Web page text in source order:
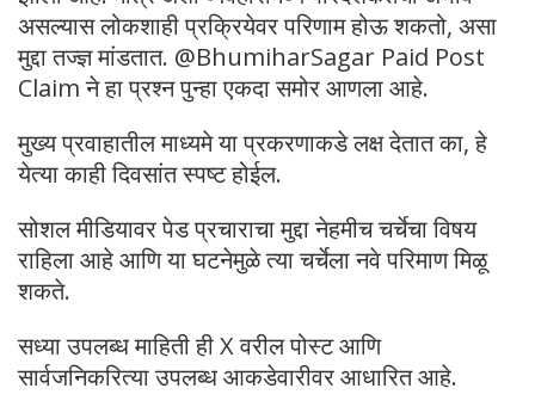
असल्यास लोकशाही प्रक्रियेवर परिणाम होऊ शकतो, असा
मुद्दा तज्ज्ञ मांडतात. @BhumiharSagar Paid Post
Claim ने हा प्रश्न पुन्हा एकदा समोर आणला आहे.
मुख्य प्रवाहातील माध्यमे या प्रकरणाकडे लक्ष देतात का, हे
येत्या काही दिवसांत स्पष्ट होईल.
सोशल मीडियावर पेड प्रचाराचा मुद्दा नेहमीच चर्चेचा विषय
राहिला आहे आणि या घटनेमुळे त्या चर्चेला नवे परिमाण मिळू
शकते.
सध्या उपलब्ध माहिती ही X वरील पोस्ट आणि
सार्वजनिकरित्या उपलब्ध आकडेवारीवर आधारित आहे.